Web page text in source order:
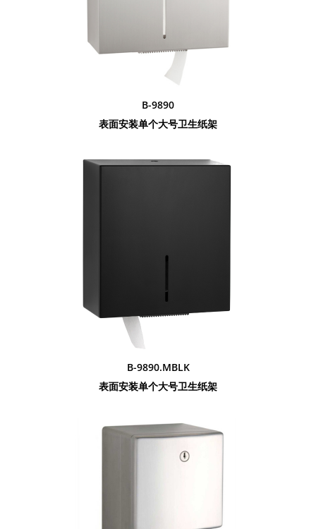
B-9890
表面安装单个大号卫生纸架
B-9890.MBLK
表面安装单个大号卫生纸架